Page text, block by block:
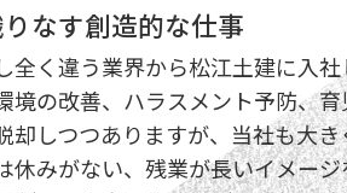
なす創造的な仕事
全く違う業界から松江土建に入
境の改善、ハラスメント予防、
却しつつありますが、当社も大
休みがない、残業が長いイメー